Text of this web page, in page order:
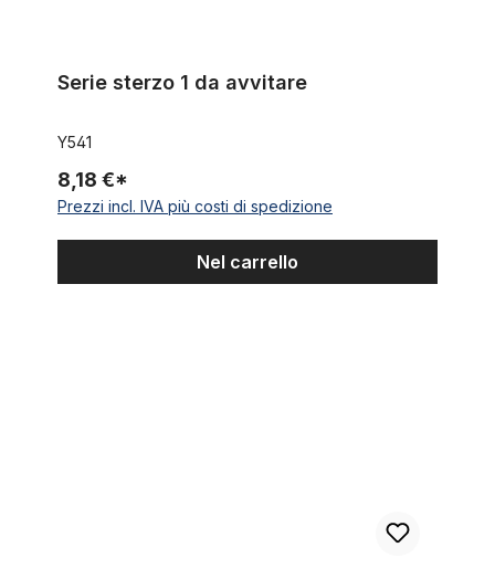
Serie sterzo 1 da avvitare
Y541
8,18 €*
Prezzi incl. IVA più costi di spedizione
Nel carrello